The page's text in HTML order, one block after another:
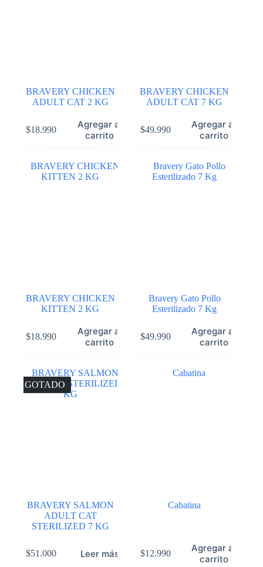
BRAVERY CHICKEN
ADULT CAT 2 KG
$18.990
Agregar al
carrito
BRAVERY CHICKEN
ADULT CAT 7 KG
$49.990
Agregar al
carrito
BRAVERY CHICKEN
KITTEN 2 KG
$18.990
Agregar al
carrito
Bravery Gato Pollo
Esterilizado 7 Kg
$49.990
Agregar al
carrito
AGOTADO
BRAVERY SALMON
ADULT CAT
STERILIZED 7 KG
$51.000 Leer más
Cabatina
$12.990
Agregar al
carrito